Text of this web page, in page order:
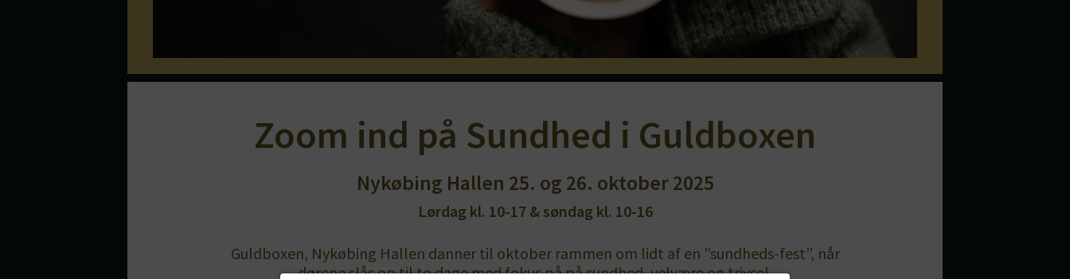
Zoom ind på Sundhed i Guldboxen
Nykøbing Hallen 25. og 26. oktober 2025
Lørdag kl. 10-17 & søndag kl. 10-16
Guldboxen, Nykøbing Hallen danner til oktober rammen om lidt af en ”sundheds-fest”, når
dørene slås op til to dage med fokus på på sundhed, velvære og trivsel.